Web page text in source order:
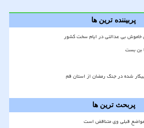
پربیننده ترین ها
خاموش بی عدالتی در ایام سخت کشور
بن بست
شده در جنگ رمضان از استان قم
پربحث ترین ها
مواضع قبلی وی متناقض است